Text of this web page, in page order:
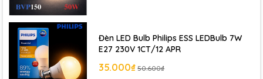
Đèn LED Bulb Philips ESS LEDBulb 7W
E27 230V 1CT/12 APR
35.000₫ 50.600₫